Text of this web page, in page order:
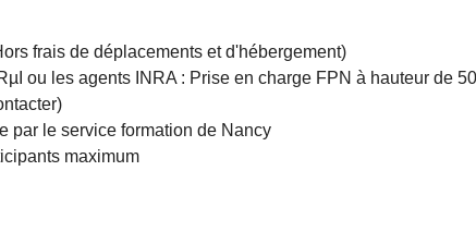
frais de déplacements et d'hébergement)
ou les agents INRA : Prise en charge FPN à hauteur de
par le service formation de Nancy
maximum